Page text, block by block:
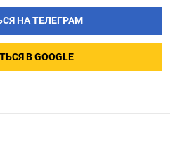
НА ТЕЛЕГРАМ
В GOOGLE